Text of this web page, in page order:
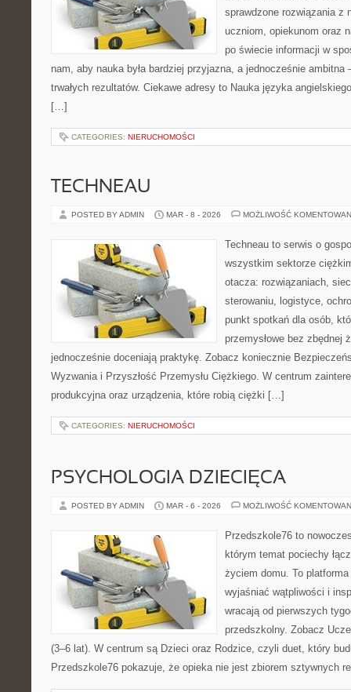
sprawdzone rozwiązania z
uczniom, opiekunom oraz
po świecie informacji w
nam, aby nauka była bardziej przyjazna, a jednocześnie ambitna
trwałych rezultatów. Ciekawe adresy to Nauka języka
[…]
CATEGORIES: NIERUCHOMOŚCI
TECHNEAU
POSTED BY ADMIN MAR - 8 - 2026 MOŻLIWOŚĆ
Techneau to serwis o
wszystkim sektorze
otacza: rozwiązaniach,
sterowaniu, logistyce,
punkt spotkań dla osób,
przemysłowe bez zbędnej
jednocześnie doceniają praktykę. Zobacz koniecznie
Wyzwania i Przyszłość Przemysłu Ciężkiego. W centrum
produkcyjna oraz urządzenia, które robią ciężki […]
CATEGORIES: NIERUCHOMOŚCI
PSYCHOLOGIA DZIECIĘCA
POSTED BY ADMIN MAR - 6 - 2026 MOŻLIWOŚĆ
Przedszkole76 to
którym temat pociechy
życiem domu. To
wyjaśniać wątpliwości i
wracają od pierwszych
przedszkolny. Zobacz
(3–6 lat). W centrum są Dzieci oraz Rodzice, czyli duet, który
Przedszkole76 pokazuje, że opieka nie jest zbiorem sztywnych